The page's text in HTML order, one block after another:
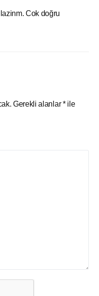
Cok doğru
Gerekli alanlar*ile